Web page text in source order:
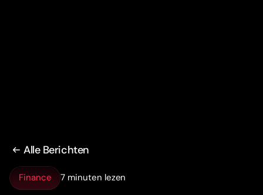
Alle Berichten
Finance 7 minuten lezen